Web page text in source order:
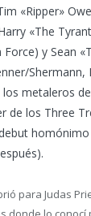
«Ripper»
«The
Force) y Sean
Shermann,
metaleros
de los Three
para Judas